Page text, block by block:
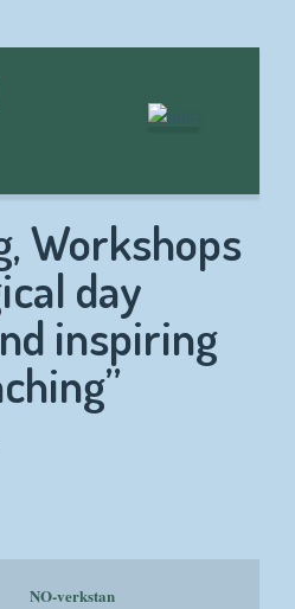
Workshops
day
inspiring
NO-verkstan